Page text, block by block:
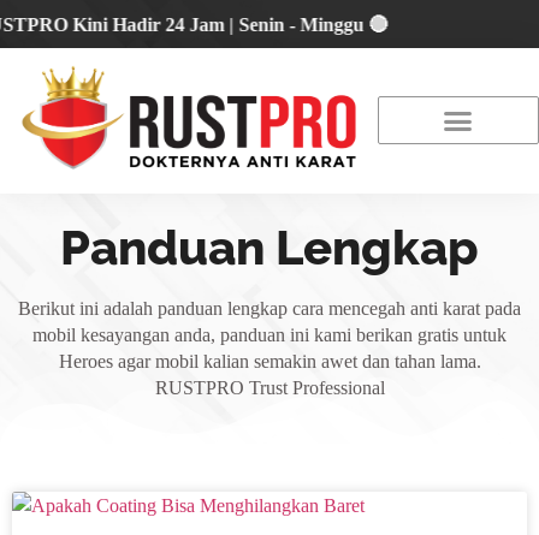
Kini Hadir 24 Jam | Senin - Minggu 🔴
Panduan Lengkap
Berikut ini adalah panduan lengkap cara mencegah anti karat pada
mobil kesayangan anda, panduan ini kami berikan gratis untuk
Heroes agar mobil kalian semakin awet dan tahan lama.
RUSTPRO Trust Professional